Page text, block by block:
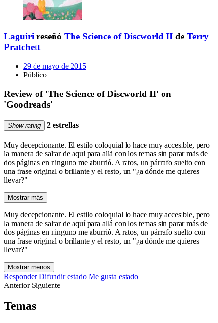
Laguiri reseñó The Science of Discworld II de Terry
Pratchett
29 de mayo de 2015
Público
Review of 'The Science of Discworld II' on
'Goodreads'
Show rating 2 estrellas
Muy decepcionante. El estilo coloquial lo hace muy accesible, pero
la manera de saltar de aquí para allá con los temas sin parar más de
dos páginas en ninguno me aburrió. A ratos, un párrafo suelto con
una frase original o brillante y el resto, un "¿a dónde me quieres
llevar?"
Mostrar más
Muy decepcionante. El estilo coloquial lo hace muy accesible, pero
la manera de saltar de aquí para allá con los temas sin parar más de
dos páginas en ninguno me aburrió. A ratos, un párrafo suelto con
una frase original o brillante y el resto, un "¿a dónde me quieres
llevar?"
Mostrar menos
Responder Difundir estado Me gusta estado
Anterior Siguiente
Temas